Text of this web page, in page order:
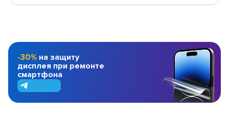
-30% на защиту
дисплея при ремонте
смартфона